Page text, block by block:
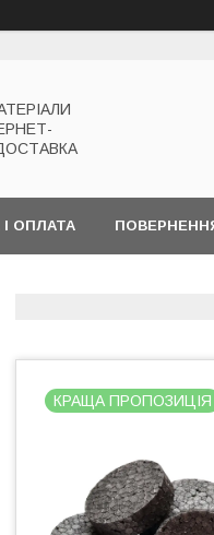
ОПЛАТА
КРАЩА ПРОПОЗИЦІЯ